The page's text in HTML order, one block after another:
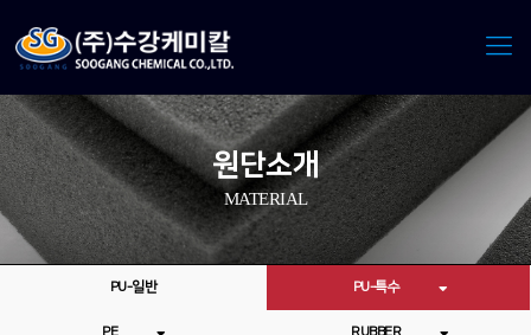
원단소개
MATERIAL
PU-일반 PU-특수